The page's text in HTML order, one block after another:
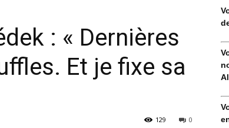
: « Dernières
Et je fixe sa
0
129